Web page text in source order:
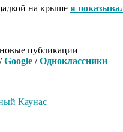
на крыше я
публикации
/Google /Одноклассники
Каунас